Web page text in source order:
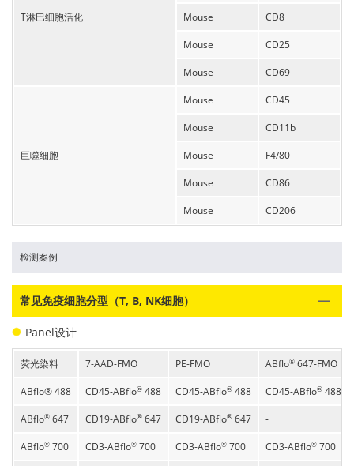
T淋巴细胞活化 Mouse CD8
Mouse CD25
Mouse CD69
巨噬细胞
Mouse CD45
Mouse CD11b
Mouse F4/80
Mouse CD86
Mouse CD206
检测案例
常见免疫细胞分型（T, B, NK细胞）
Panel设计
荧光染料 7-AAD-FMO PE-FMO ABflo® 647-FMO
ABflo® 488 CD45-ABflo® 488 CD45-ABflo® 488 CD45-ABflo® 488
ABflo® 647 CD19-ABflo® 647 CD19-ABflo® 647 -
ABflo® 700 CD3-ABflo® 700 CD3-ABflo® 700 CD3-ABflo® 700